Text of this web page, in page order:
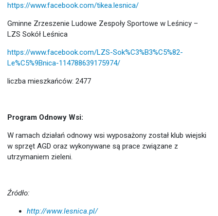
https://www.facebook.com/tikea.lesnica/
Gminne Zrzeszenie Ludowe Zespoły Sportowe w Leśnicy –
LZS Sokół Leśnica
https://www.facebook.com/LZS-Sok%C3%B3%C5%82-
Le%C5%9Bnica-114788639175974/
liczba mieszkańców: 2477
Program Odnowy Wsi:
W ramach działań odnowy wsi wyposażony został klub wiejski
w sprzęt AGD oraz wykonywane są prace związane z
utrzymaniem zieleni.
Źródło:
http://www.lesnica.pl/